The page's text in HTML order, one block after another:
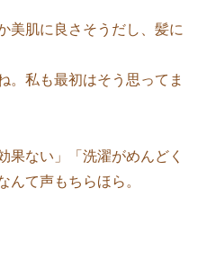
美肌に良さそうだし、髪に
。私も最初はそう思ってま
果ない」「洗濯がめんどく
んて声もちらほら。